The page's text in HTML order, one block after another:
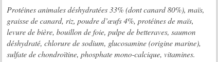
Protéines animales déshydratées 33% (dont canard 80%), maïs,
graisse de canard, riz, poudre d’œufs 4%, protéines de maïs,
levure de bière, bouillon de foie, pulpe de betteraves, saumon
déshydraté, chlorure de sodium, glucosamine (origine marine),
sulfate de chondroïtine, phosphate mono-calcique, vitamines.